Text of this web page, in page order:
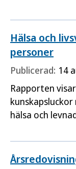
men som
påverkbara
Hälsa och
personer
Publicerad: 14
Rapporten
hälsa och